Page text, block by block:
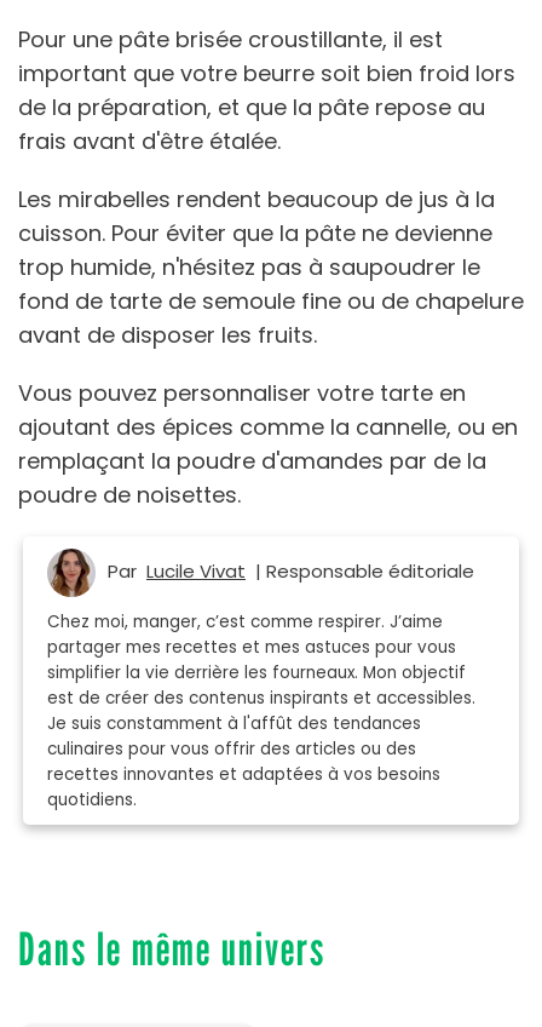
Pour une pâte brisée croustillante, il est
important que votre beurre soit bien froid lors
de la préparation, et que la pâte repose au
frais avant d'être étalée.
Les mirabelles rendent beaucoup de jus à la
cuisson. Pour éviter que la pâte ne devienne
trop humide, n'hésitez pas à saupoudrer le
fond de tarte de semoule fine ou de chapelure
avant de disposer les fruits.
Vous pouvez personnaliser votre tarte en
ajoutant des épices comme la cannelle, ou en
remplaçant la poudre d'amandes par de la
poudre de noisettes.
Par Lucile Vivat | Responsable éditoriale
Chez moi, manger, c’est comme respirer. J’aime
partager mes recettes et mes astuces pour vous
simplifier la vie derrière les fourneaux. Mon objectif
est de créer des contenus inspirants et accessibles.
Je suis constamment à l'affût des tendances
culinaires pour vous offrir des articles ou des
recettes innovantes et adaptées à vos besoins
quotidiens.
Dans le même univers